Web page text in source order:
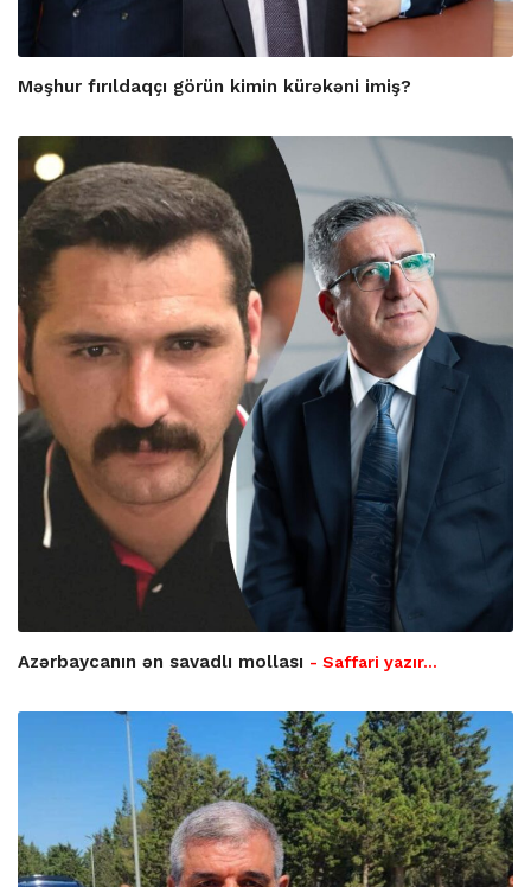
Məşhur fırıldaqçı görün kimin kürəkəni imiş?
Azərbaycanın ən savadlı mollası - Saffari yazır…